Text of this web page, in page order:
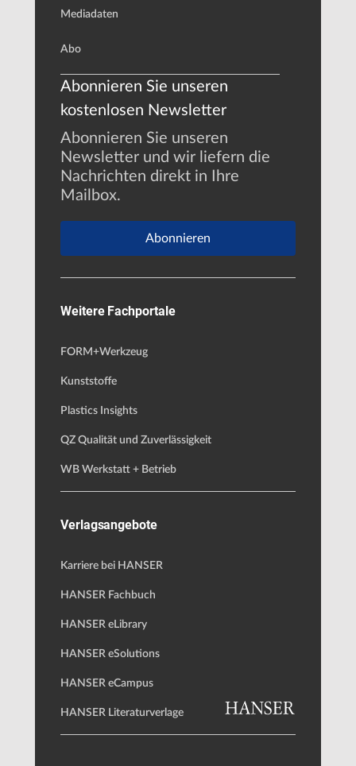
Mediadaten
Abo
Abonnieren Sie unseren
kostenlosen Newsletter
Abonnieren Sie unseren
Newsletter und wir liefern die
Nachrichten direkt in Ihre
Mailbox.
Abonnieren
Weitere Fachportale
FORM+Werkzeug
Kunststoffe
Plastics Insights
QZ Qualität und Zuverlässigkeit
WB Werkstatt + Betrieb
Verlagsangebote
Karriere bei HANSER
HANSER Fachbuch
HANSER eLibrary
HANSER eSolutions
HANSER eCampus
HANSER Literaturverlage